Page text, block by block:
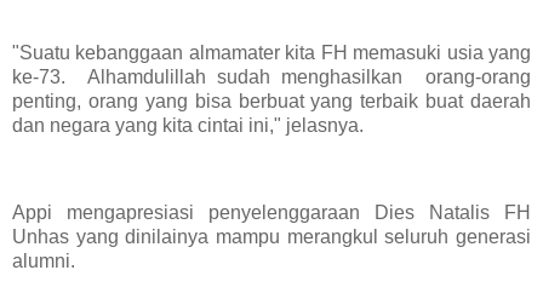
"Suatu kebanggaan almamater kita FH memasuki usia yang
ke-73. Alhamdulillah sudah menghasilkan orang-orang
penting, orang yang bisa berbuat yang terbaik buat daerah
dan negara yang kita cintai ini," jelasnya.
Appi mengapresiasi penyelenggaraan Dies Natalis FH
Unhas yang dinilainya mampu merangkul seluruh generasi
alumni.